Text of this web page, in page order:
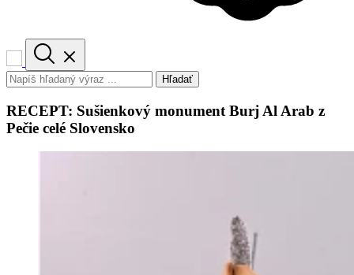
Hľadať
RECEPT: Sušienkový monument Burj Al Arab z
Pečie celé Slovensko